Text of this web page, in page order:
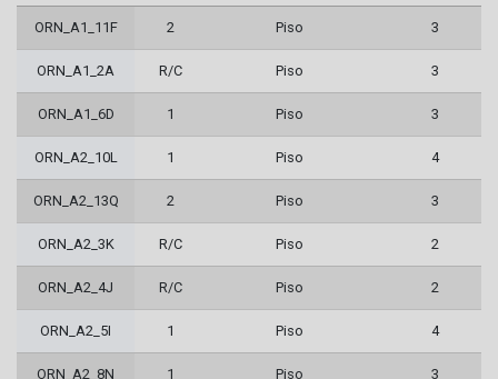
ORN_A1_11F 2 Piso 3
ORN_A1_2A R/C Piso 3
ORN_A1_6D 1 Piso 3
ORN_A2_10L 1 Piso 4
ORN_A2_13Q 2 Piso 3
ORN_A2_3K R/C Piso 2
ORN_A2_4J R/C Piso 2
ORN_A2_5I 1 Piso 4
ORN_A2_8N 1 Piso 3